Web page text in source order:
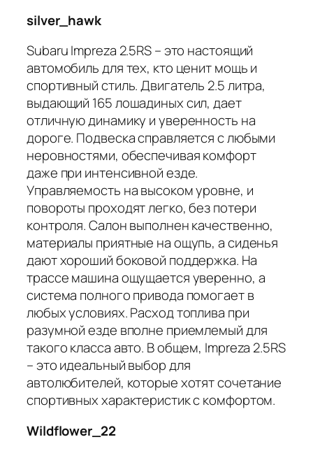
silver_hawk
Subaru Impreza 2.5RS – это настоящий
автомобиль для тех, кто ценит мощь и
спортивный стиль. Двигатель 2.5 литра,
выдающий 165 лошадиных сил, дает
отличную динамику и уверенность на
дороге. Подвеска справляется с любыми
неровностями, обеспечивая комфорт
даже при интенсивной езде.
Управляемость на высоком уровне, и
повороты проходят легко, без потери
контроля. Салон выполнен качественно,
материалы приятные на ощупь, а сиденья
дают хороший боковой поддержка. На
трассе машина ощущается уверенно, а
система полного привода помогает в
любых условиях. Расход топлива при
разумной езде вполне приемлемый для
такого класса авто. В общем, Impreza 2.5RS
– это идеальный выбор для
автолюбителей, которые хотят сочетание
спортивных характеристик с комфортом.
Wildflower_22